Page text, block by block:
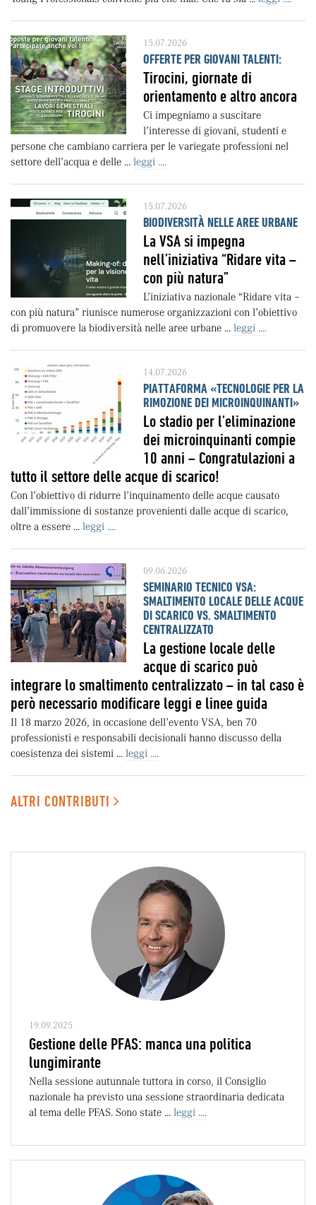
15.07.2026
OFFERTE PER GIOVANI TALENTI:
Tirocini, giornate di
orientamento e altro ancora
Ci impegniamo a suscitare
l’interesse di giovani, studenti e
persone che cambiano carriera per le variegate professioni nel
settore dell’acqua e delle ... leggi ....
15.07.2026
BIODIVERSITÀ NELLE AREE URBANE
La VSA si impegna
nell’iniziativa “Ridare vita –
con più natura”
L’iniziativa nazionale “Ridare vita –
con più natura” riunisce numerose organizzazioni con l’obiettivo
di promuovere la biodiversità nelle aree urbane ... leggi ....
14.07.2026
PIATTAFORMA «TECNOLOGIE PER LA
RIMOZIONE DEI MICROINQUINANTI»
Lo stadio per l’eliminazione
dei microinquinanti compie
10 anni – Congratulazioni a
tutto il settore delle acque di scarico!
Con l’obiettivo di ridurre l’inquinamento delle acque causato
dall’immissione di sostanze provenienti dalle acque di scarico,
oltre a essere ... leggi ....
09.06.2026
SEMINARIO TECNICO VSA:
SMALTIMENTO LOCALE DELLE ACQUE
DI SCARICO VS. SMALTIMENTO
CENTRALIZZATO
La gestione locale delle
acque di scarico può
integrare lo smaltimento centralizzato – in tal caso è
però necessario modificare leggi e linee guida
Il 18 marzo 2026, in occasione dell’evento VSA, ben 70
professionisti e responsabili decisionali hanno discusso della
coesistenza dei sistemi ... leggi ....
ALTRI CONTRIBUTI
19.09.2025
Gestione delle PFAS: manca una politica
lungimirante
Nella sessione autunnale tuttora in corso, il Consiglio
nazionale ha previsto una sessione straordinaria dedicata
al tema delle PFAS. Sono state ... leggi ....